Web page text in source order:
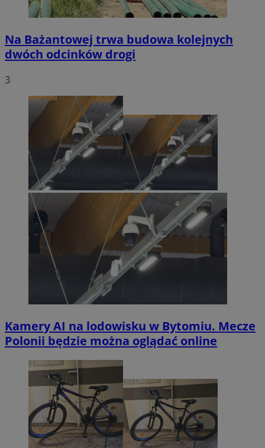
Na Bażantowej trwa budowa kolejnych
dwóch odcinków drogi
3
Kamery AI na lodowisku w Bytomiu. Mecze
Polonii będzie można oglądać online